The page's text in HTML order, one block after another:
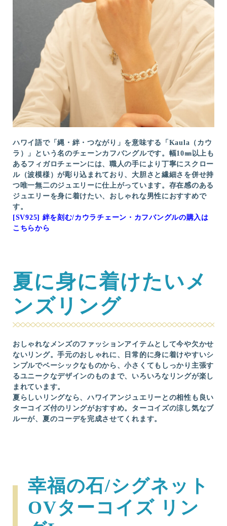
ハワイ語で「縄・絆・つながり」を意味する「Kaula（カウ
ラ）」という名のチェーンカフバングルです。幅10㎜以上も
あるフィガロチェーンには、職人の手により丁寧にスクロー
ル（波模様）が彫り込まれており、大胆さと繊細さを併せ持
つ唯一無二のジュエリーに仕上がっています。存在感のある
ジュエリーを身に着けたい、おしゃれな男性におすすめで
す。
[SV925] 絆を刻む/カウラチェーン・カフバングルの購入は
こちらから
夏に身に着けたいメ
ンズリング
おしゃれなメンズのファッションアイテムとして今や欠かせ
ないリング。手元のおしゃれに、日常的に身に着けやすいシ
ンプルでベーシックなものから、小さくてもしっかり主張す
るユニークなデザインのものまで、いろいろなリングが楽し
まれています。
夏らしいリングなら、ハワイアンジュエリーとの相性も良い
ターコイズ付のリングがおすすめ。ターコイズの涼し気なブ
ルーが、夏のコーデを完成させてくれます。
幸福の石/シグネット
OVターコイズ リン